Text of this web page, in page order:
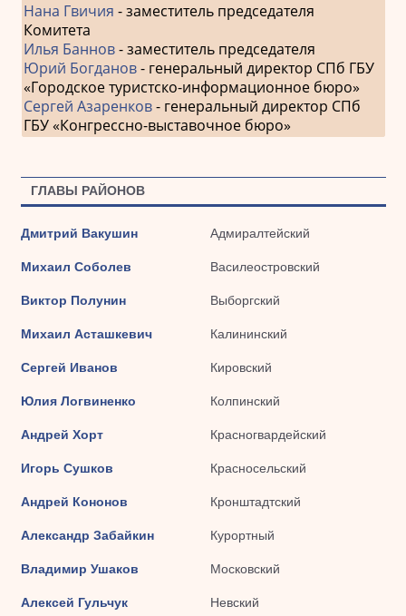
Нана Гвичия - заместитель председателя
Комитета
Илья Баннов- заместитель председателя
Юрий Богданов- генеральный директор СПб ГБУ
«Городское туристско-информационное бюро»
Сергей Азаренков- генеральный директор СПб
ГБУ «Конгрессно-выставочное бюро»
ГЛАВЫ РАЙОНОВ
Дмитрий Вакушин Адмиралтейский
Михаил Соболев Василеостровский
Виктор Полунин Выборгский
Михаил Асташкевич Калининский
Сергей Иванов Кировский
Юлия Логвиненко Колпинский
Андрей Хорт Красногвардейский
Игорь Сушков Красносельский
Андрей Кононов Кронштадтский
Александр Забайкин Курортный
Владимир Ушаков Московский
Алексей Гульчук Невский